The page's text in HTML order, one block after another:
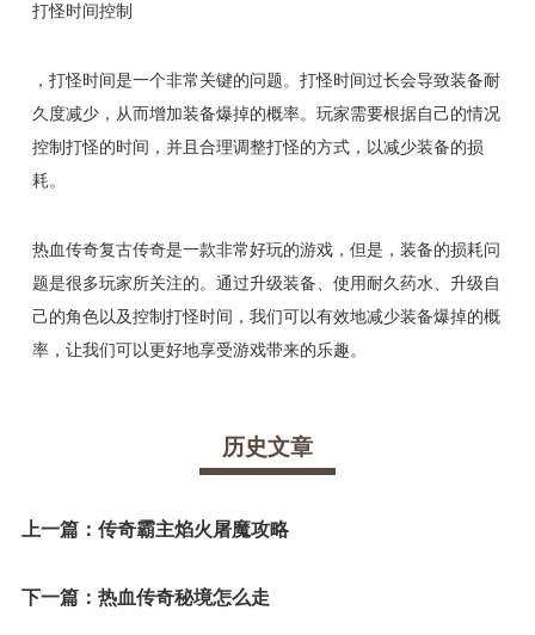
打怪时间控制
，打怪时间是一个非常关键的问题。打怪时间过长会导致装备耐
久度减少，从而增加装备爆掉的概率。玩家需要根据自己的情况
控制打怪的时间，并且合理调整打怪的方式，以减少装备的损
耗。
热血传奇复古传奇是一款非常好玩的游戏，但是，装备的损耗问
题是很多玩家所关注的。通过升级装备、使用耐久药水、升级自
己的角色以及控制打怪时间，我们可以有效地减少装备爆掉的概
率，让我们可以更好地享受游戏带来的乐趣。
历史文章
上一篇： 传奇霸主焰火屠魔攻略
下一篇： 热血传奇秘境怎么走